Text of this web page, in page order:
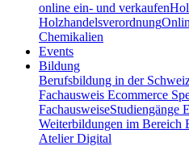
online ein- und verkaufen
Holzhandelsverordnung
Chemikalien
Events
Bildung
Berufsbildung in der
Fachausweis Ecommerce
FachausweiseStudiengänge
Weiterbildungen im Bereich
Atelier Digital